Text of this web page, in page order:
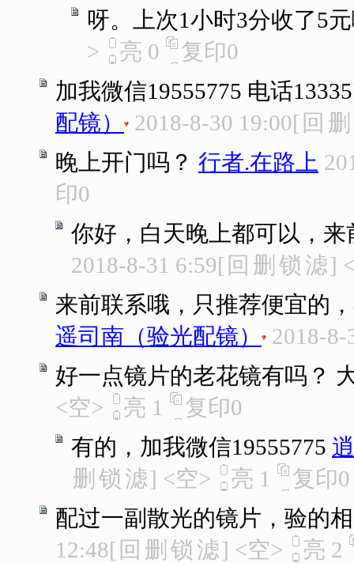
呀。上次1小时3分收了5
>
亮 0 复印0
加我微信19555775 电话
配镜）
2018-8-30 19:00[ 回 删
晚上开门吗？ 行者.在路上
印0
你好，白天晚上都可以，
2018-8-31 6:59[ 回 删 锁 滤]
来前联系哦，只推荐便宜的
遥司南（验光配镜）
2018-8-
好一点镜片的老花镜有吗？
<空>
亮 1 复印0
有的，加我微信19555775
删 锁 滤] <空> 亮 1 复印0
配过一副散光的镜片，验的
12:48[ 回 删 锁 滤] <空> 亮 2